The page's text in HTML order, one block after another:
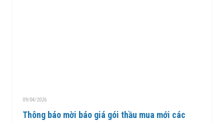
09/04/2026
Thông báo mời báo giá gói thầu mua mới các